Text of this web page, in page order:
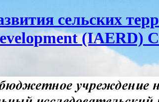
сельских
(IAERD)